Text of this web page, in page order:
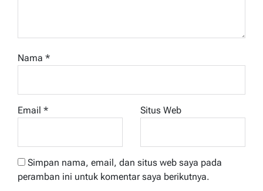
Nama *
Email * Situs Web
Simpan nama, email, dan situs web saya pada
peramban ini untuk komentar saya berikutnya.